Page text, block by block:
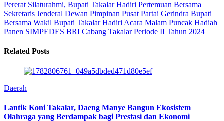
Pererat Silaturahmi, Bupati Takalar Hadiri Pertemuan Bersama
Sekretaris Jenderal Dewan Pimpinan Pusat Partai Gerindra Bupati
Bersama Wakil Bupati Takalar Hadiri Acara Malam Puncak Hadiah
Panen SIMPEDES BRI Cabang Takalar Periode II Tahun 2024
Related Posts
Daerah
Lantik Koni Takalar, Daeng Manye Bangun Ekosistem
Olahraga yang Berdampak bagi Prestasi dan Ekonomi